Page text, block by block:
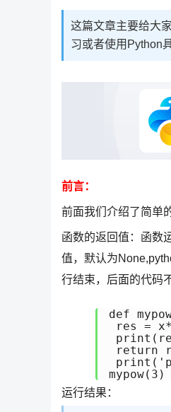
这篇文章主要给大
习或者使用Python
前言：
前面我们介绍了简单
函数的返回值：函数
值，默认为
行结束，后面的代码
def
res =
return
mypow(3)
运行结果：